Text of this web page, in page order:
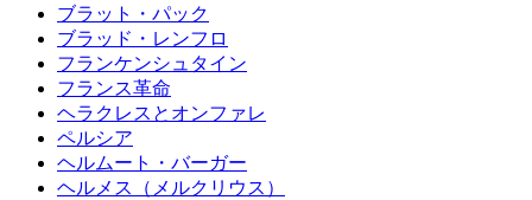
ブラット・パック
ブラッド・レンフロ
フランケンシュタイン
フランス革命
ヘラクレスとオンファレ
ペルシア
ヘルムート・バーガー
ヘルメス（メルクリウス）